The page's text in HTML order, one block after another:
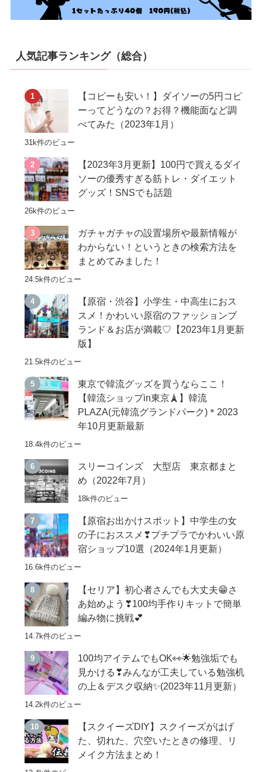
人気記事ランキング（総合）
【コピーも安い！】ダイソーの5円コピ
ーってどうなの？お得？機能面など調
べてみた（2023年1月）
31k件のビュー
【2023年3月更新】100円で買えるダイ
ソーの優秀すぎる筋トレ・ダイエット
グッズ！SNSでも話題
26k件のビュー
ガチャガチャの設置場所や最新情報が
わからない！というときの検索方法を
まとめてみました！
24.5k件のビュー
【原宿・渋谷】小学生・中高生におス
スメ！かわいい原宿のファッションブ
ランド＆お店が満載♡【2023年1月更新
版】
21.5k件のビュー
東京で韓流グッズを買うならここ！
【韓流ショップin東京🗼】韓流
PLAZA(元韓流グランドパーク)＊2023
年10月更新最新
18.4k件のビュー
スリーコインズ 大型店 東京都まと
め（2022年7月）
18k件のビュー
【原宿お出かけスポット】中学生の女
の子におススメ❣プチプラでかわいい原
宿ショップ10選（2024年1月更新）
16.6k件のビュー
【セリア】初心者さんでも大丈夫😁さ
あ始めよう❣100均手作りキットで簡単
編み物に挑戦💕
14.7k件のビュー
100均アイテムでもOK👀🌟勉強垢でも
見かける❣みんなが工夫している勉強机
の上＆デスク収納✨(2023年11月更新）
14.2k件のビュー
【スクイーズDIY】スクイーズがはげ
た、切れた、穴空いたときの修理、リ
メイク方法まとめ！